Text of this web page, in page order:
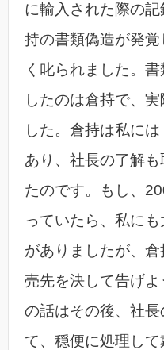
に輸入された際の
持の書類偽造が発
く叱られました。
したのは倉持で、
した。倉持は私に
あり、社長の了解
たのです。もし、
っていたら、私に
がありましたが、
売先を決して告げ
の話はその後、社
て、穏便に処理し